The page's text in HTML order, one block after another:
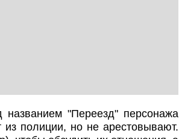
"Переезд" персонажа
полиции, но не арестовывают.